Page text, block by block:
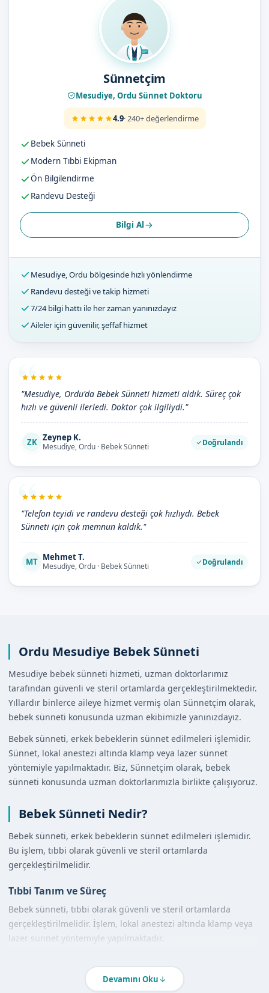
Sünnetçim
Mesudiye, Ordu Sünnet Doktoru
4.9· 240+ değerlendirme
Bebek Sünneti
Modern Tıbbi Ekipman
Ön Bilgilendirme
Randevu Desteği
Bilgi Al
Mesudiye, Ordu bölgesinde hızlı yönlendirme
Randevu desteği ve takip hizmeti
7/24 bilgi hattı ile her zaman yanınızdayız
Aileler için güvenilir, şeffaf hizmet
"Mesudiye, Ordu'da Bebek Sünneti hizmeti aldık. Süreç çok
hızlı ve güvenli ilerledi. Doktor çok ilgiliydi."
ZK Zeynep K.
Mesudiye, Ordu · Bebek Sünneti Doğrulandı
"Telefon teyidi ve randevu desteği çok hızlıydı. Bebek
Sünneti için çok memnun kaldık."
MT Mehmet T.
Mesudiye, Ordu · Bebek Sünneti Doğrulandı
Ordu Mesudiye Bebek Sünneti
Mesudiye bebek sünneti hizmeti, uzman doktorlarımız
tarafından güvenli ve steril ortamlarda gerçekleştirilmektedir.
Yıllardır binlerce aileye hizmet vermiş olan Sünnetçim olarak,
bebek sünneti konusunda uzman ekibimizle yanınızdayız.
Bebek sünneti, erkek bebeklerin sünnet edilmeleri işlemidir.
Sünnet, lokal anestezi altında klamp veya lazer sünnet
yöntemiyle yapılmaktadır. Biz, Sünnetçim olarak, bebek
sünneti konusunda uzman doktorlarımızla birlikte çalışıyoruz.
Bebek Sünneti Nedir?
Bebek sünneti, erkek bebeklerin sünnet edilmeleri işlemidir.
Bu işlem, tıbbi olarak güvenli ve steril ortamlarda
gerçekleştirilmelidir.
Tıbbi Tanım ve Süreç
Bebek sünneti, tıbbi olarak güvenli ve steril ortamlarda
gerçekleştirilmelidir. İşlem, lokal anestezi altında klamp veya
lazer sünnet yöntemiyle yapılmaktadır.
Diğer Yöntemlerle Karşılaştırma
Bebek sünneti, diğer sünnet yöntemlerine göre daha güvenli
Devamını Oku